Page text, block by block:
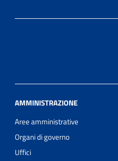
AMMINISTRAZIONE
Aree amministrative
Organi di governo
Uffici